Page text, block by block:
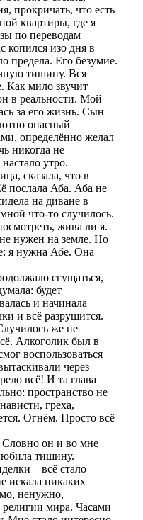
прокричать, что есть
квартиры, где я
по переводам
копился изо дня в
предела. Его безумие.
тишину. Вся
Как мило звучит
в реальности. Мой
за его жизнь. Сын
опасный
определённо желал
никогда не
утро.
сказала, что в
послала Аба. Аба не
на диване в
что-то случилось.
жива ли я.
нужен на земле. Но
я нужна Абе. Она
сгущаться,
будет
и начинала
и всё разрушится.
же не
Алкоголик был в
воспользоваться
через
всё! И та глава
пространство не
греха,
Огнём. Просто всё
Словно он и во мне
тишину.
– всё стало
искала никаких
ненужно,
мира. Часами